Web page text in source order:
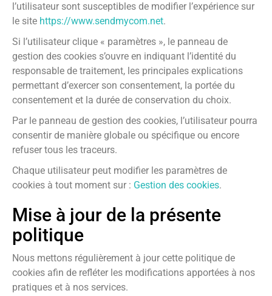
l’utilisateur sont susceptibles de modifier l’expérience sur
le site https://www.sendmycom.net.
Si l’utilisateur clique « paramètres », le panneau de
gestion des cookies s’ouvre en indiquant l’identité du
responsable de traitement, les principales explications
permettant d’exercer son consentement, la portée du
consentement et la durée de conservation du choix.
Par le panneau de gestion des cookies, l’utilisateur pourra
consentir de manière globale ou spécifique ou encore
refuser tous les traceurs.
Chaque utilisateur peut modifier les paramètres de
cookies à tout moment sur : Gestion des cookies.
Mise à jour de la présente
politique
Nous mettons régulièrement à jour cette politique de
cookies afin de refléter les modifications apportées à nos
pratiques et à nos services.
Nécessaires
Ces cookies ne
sont pas
facultatifs. Ils
sont
nécessaires au
fonctionnement
du site Web.
Statistiques
Afin que nous